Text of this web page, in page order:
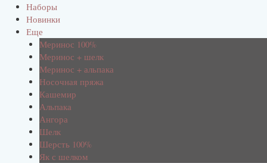
Наборы
Новинки
Еще
Меринос 100%
Меринос + шелк
Меринос + альпака
Носочная пряжа
Кашемир
Альпака
Ангора
Шелк
Шерсть 100%
Як с шелком